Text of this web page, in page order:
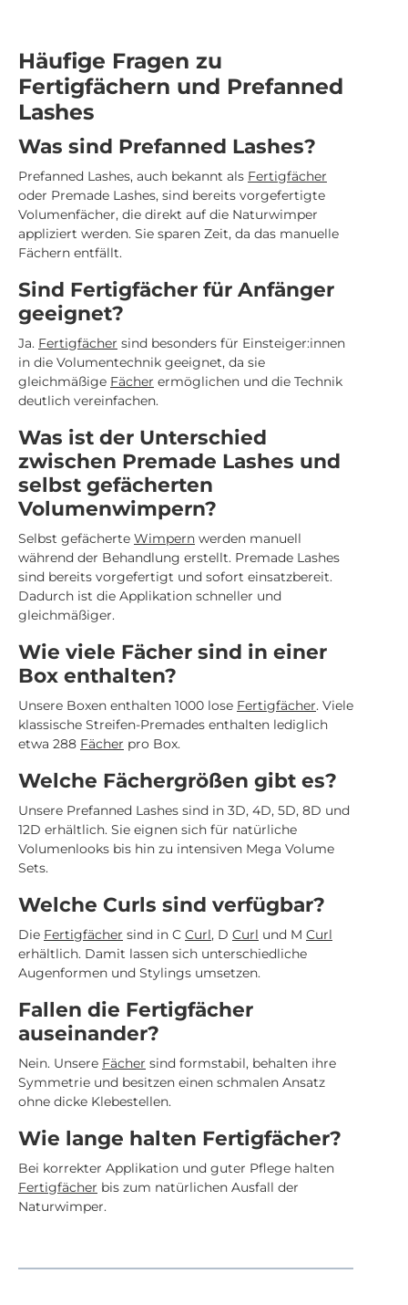
Häufige Fragen zu
Fertigfächern und Prefanned
Lashes
Was sind Prefanned Lashes?
Prefanned Lashes, auch bekannt als Fertigfächer
oder Premade Lashes, sind bereits vorgefertigte
Volumenfächer, die direkt auf die Naturwimper
appliziert werden. Sie sparen Zeit, da das manuelle
Fächern entfällt.
Sind Fertigfächer für Anfänger
geeignet?
Ja. Fertigfächer sind besonders für Einsteiger:innen
in die Volumentechnik geeignet, da sie
gleichmäßige Fächer ermöglichen und die Technik
deutlich vereinfachen.
Was ist der Unterschied
zwischen Premade Lashes und
selbst gefächerten
Volumenwimpern?
Selbst gefächerte Wimpern werden manuell
während der Behandlung erstellt. Premade Lashes
sind bereits vorgefertigt und sofort einsatzbereit.
Dadurch ist die Applikation schneller und
gleichmäßiger.
Wie viele Fächer sind in einer
Box enthalten?
Unsere Boxen enthalten 1000 lose Fertigfächer. Viele
klassische Streifen-Premades enthalten lediglich
etwa 288 Fächer pro Box.
Welche Fächergrößen gibt es?
Unsere Prefanned Lashes sind in 3D, 4D, 5D, 8D und
12D erhältlich. Sie eignen sich für natürliche
Volumenlooks bis hin zu intensiven Mega Volume
Sets.
Welche Curls sind verfügbar?
Die Fertigfächer sind in C Curl, D Curl und M Curl
erhältlich. Damit lassen sich unterschiedliche
Augenformen und Stylings umsetzen.
Fallen die Fertigfächer
auseinander?
Nein. Unsere Fächer sind formstabil, behalten ihre
Symmetrie und besitzen einen schmalen Ansatz
ohne dicke Klebestellen.
Wie lange halten Fertigfächer?
Bei korrekter Applikation und guter Pflege halten
Fertigfächer bis zum natürlichen Ausfall der
Naturwimper.